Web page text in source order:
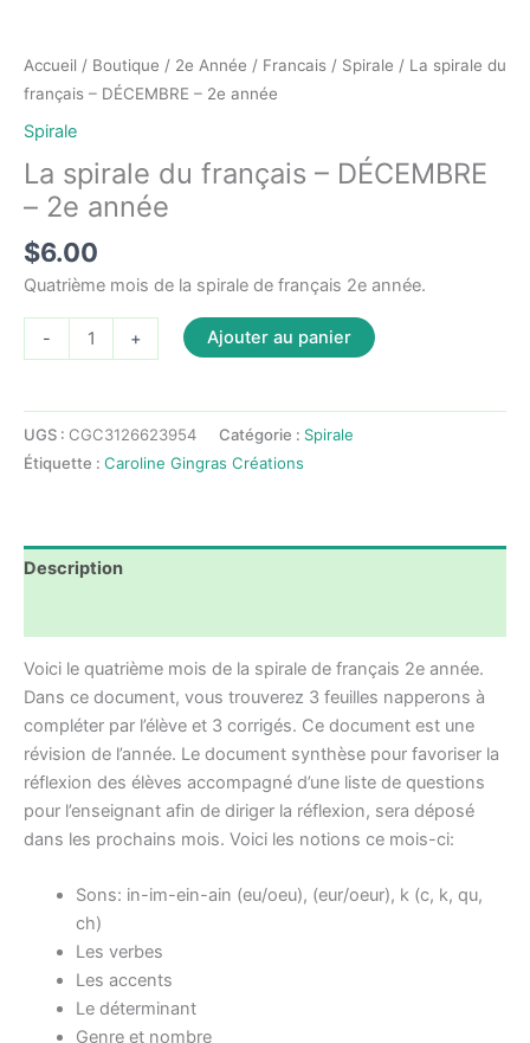
Accueil / Boutique / 2e Année / Francais / Spirale / La spirale du
français – DÉCEMBRE – 2e année
Spirale
La spirale du français – DÉCEMBRE
– 2e année
$6.00
Quatrième mois de la spirale de français 2e année.
-
de
spirale
du
français
-
+ Ajouter au panier
UGS : CGC3126623954 Catégorie : Spirale
Étiquette : Caroline Gingras Créations
Description
Voici le quatrième mois de la spirale de français 2e année.
Dans ce document, vous trouverez 3 feuilles napperons à
compléter par l’élève et 3 corrigés. Ce document est une
révision de l’année. Le document synthèse pour favoriser la
réflexion des élèves accompagné d’une liste de questions
pour l’enseignant afin de diriger la réflexion, sera déposé
dans les prochains mois. Voici les notions ce mois-ci:
Sons: in-im-ein-ain (eu/oeu), (eur/oeur), k (c, k, qu,
ch)
Les verbes
Les accents
Le déterminant
Genre et nombre